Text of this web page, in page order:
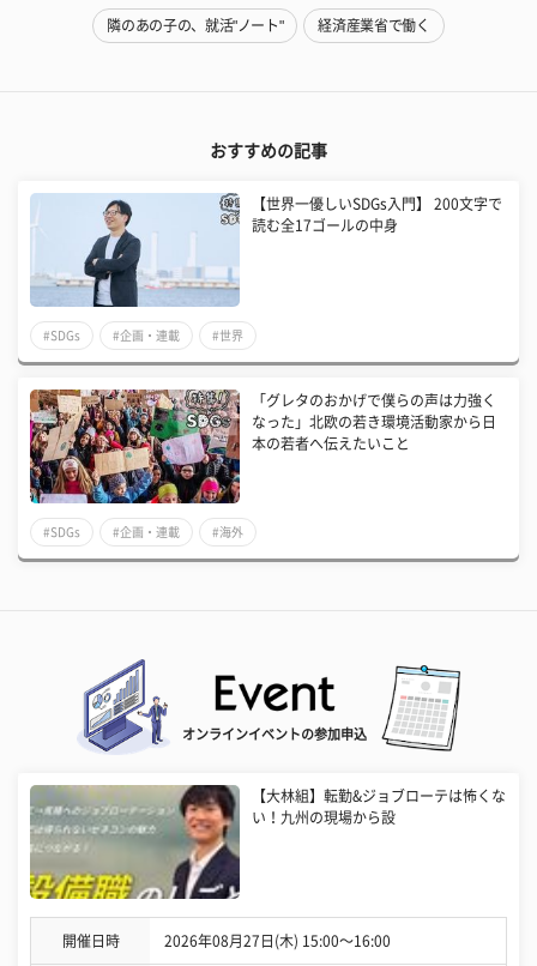
隣のあの子の、就活"ノート" 経済産業省で働く
おすすめの記事
【世界一優しいSDGs入門】 200文字で
読む全17ゴールの中身
#SDGs #企画・連載 #世界
「グレタのおかげで僕らの声は力強く
なった」北欧の若き環境活動家から日
本の若者へ伝えたいこと
#SDGs #企画・連載 #海外
オンラインイベントの参加申込
【大林組】転勤&ジョブローテは怖くな
い！九州の現場から設
開催日時 2026年08月27日(木) 15:00〜16:00